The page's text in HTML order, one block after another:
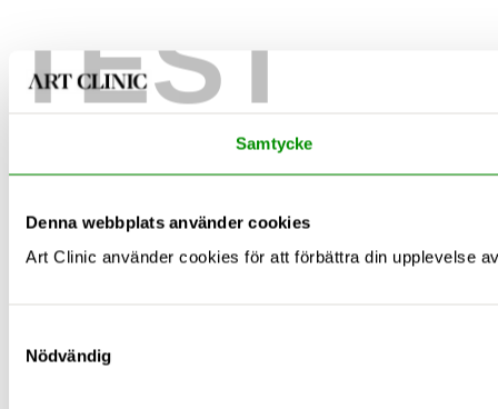
TEST
Samtycke
Denna webbplats använder cookies
Art Clinic använder cookies för att förbättra din upplevelse
Nödvändig